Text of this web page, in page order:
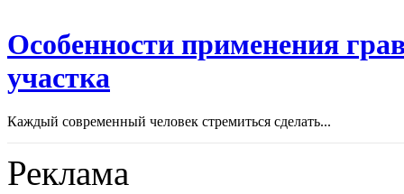
Особенности применения
участка
Каждый современный человек стремиться сделать...
Реклама